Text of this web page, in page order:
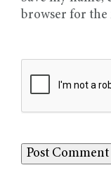
browser for